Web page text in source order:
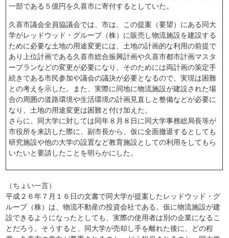
一部である５億円を久喜市に寄付するとしていた。
久喜市議会全員協議会では、市は、この提案（要望）にある同大
学がレッドウッド・グループ（株）に販売し物流施設を建設する
ために必要な土地の用途変更には、土地の計画的な利用の前提で
あり上位計画である久喜市総合振興計画や久喜市都市計画マスタ
ープランなどの変更が必要になり、そのためには両計画の策定手
続きである市民参加や議会の議決が必要となるので、実現は困難
との考えを示した。また、実際に同地に物流施設が建設された場
合の周囲の道路環境や生活環境の計画見直しと整備などが必要に
なり、土地の用途変更は困難と付け加えた。
さらに、同大学に対しては同年８月８日に同大学事務総局長等が
市役所を来訪した際に、副市長から、仮に全面撤退するとしても
研究施設や他の大学の設置など教育施設としての利用をしてもら
いたいと要請したことを明らかにした。
（ちょい一言）
平成２６年７月１６日の文書で同大学が提案したレッドウッド・グ
ループ（株）は、物流不動産の投資会社である。仮に物流施設が建
設できるようになったとしても、実際の使用者は別の企業になるこ
とだろう。そうすると、同大学が売却し手を離れた後に、どの程